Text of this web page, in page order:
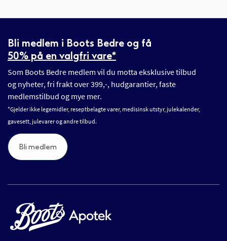
Bli medlem i Boots Bedre og få
50% på en valgfri vare*
Som Boots Bedre medlem vil du motta eksklusive tilbud
og nyheter, fri frakt over 399,-, hudgarantier, faste
medlemstilbud og mye mer.
*Gjelder ikke legemidler, reseptbelagte varer, medisinsk utstyr, julekalender,
gavesett, julevarer og andre tilbud.
Bli medlem